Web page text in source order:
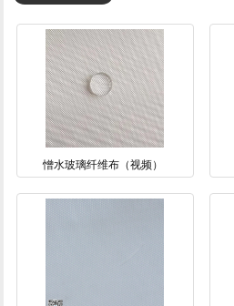
憎水玻璃纤维布（视频）